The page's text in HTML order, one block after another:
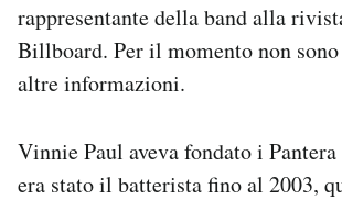
AREA PERSONALE
Area Personale
Regala il Post
Hai bisogno di aiuto?
rappresentante della band alla
Billboard. Per il momento non
altre informazioni.
Vinnie Paul aveva fondato i
era stato il batterista fino al 2003,